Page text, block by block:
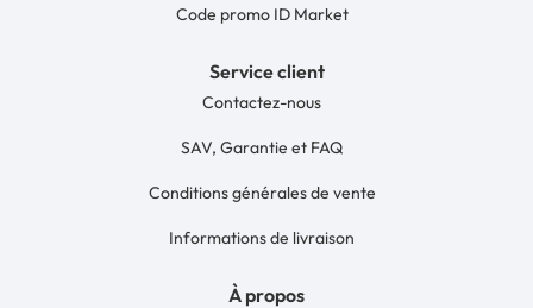
Code promo ID Market
Service client
Contactez-nous
SAV, Garantie et FAQ
Conditions générales de vente
Informations de livraison
À propos